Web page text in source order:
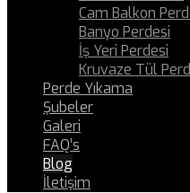
Cam Balkon
Banyo Perdesi
İş Yeri Perdesi
Kruvaze Tül
Perde Yıkama
Şubeler
Galeri
FAQ’s
Blog
İletişim